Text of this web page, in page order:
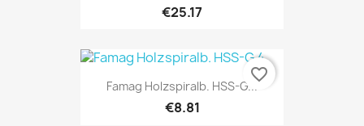
€25.17
Famag Holzspiralb. HSS-G...
€8.81
favorite_border